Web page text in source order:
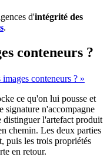
d'intégrité des
.
conteneurs ?
conteneurs ? »
ce qu'on lui pousse et
signature n'accompagne
l'artefact produit
chemin. Les deux parties
puis les trois propriétés
en retour.